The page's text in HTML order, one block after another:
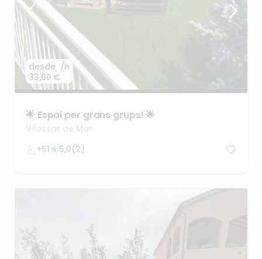
desde
33,60 €
/h
🌟 Espai per grans grups! 🌟
Vilassar de Mar
+51
5,0(2)